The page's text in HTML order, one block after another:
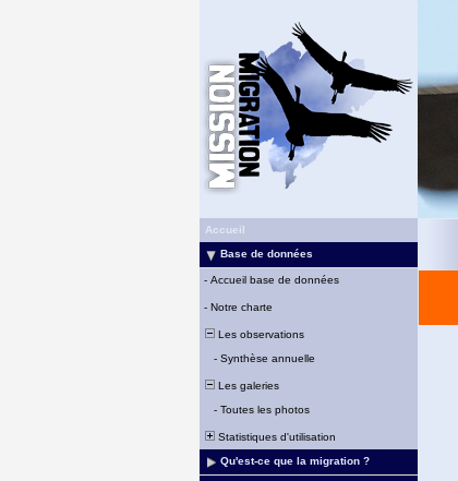
Accueil
Base de données
- Accueil base de données
- Notre charte
Les observations
- Synthèse annuelle
Les galeries
- Toutes les photos
Statistiques d'utilisation
Qu'est-ce que la migration ?